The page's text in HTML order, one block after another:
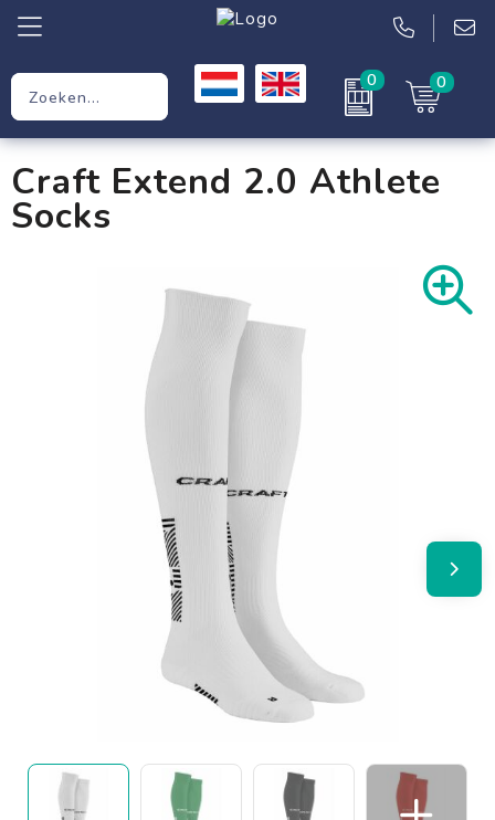
0 0
Werkkleding
Kleding
Craft Extend 2.0 Athlete
Socks